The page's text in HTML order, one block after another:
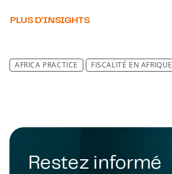
PLUS D’INSIGHTS
AFRICA PRACTICE FISCALITÉ EN AFRIQUE
Restez informé